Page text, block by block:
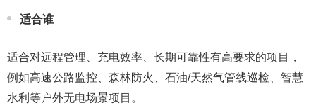
适合谁
适合对远程管理、充电效率、长期可靠性有高要求的项目，
例如高速公路监控、森林防火、石油/天然气管线巡检、智慧
水利等户外无电场景项目。